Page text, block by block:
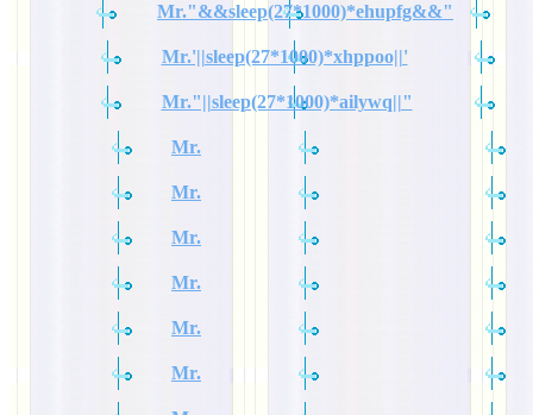
Mr."&&sleep(27*1000)*ehupfg&&"
Mr.'||sleep(27*1000)*xhppoo||'
Mr."||sleep(27*1000)*ailywq||"
Mr.
Mr.
Mr.
Mr.
Mr.
Mr.